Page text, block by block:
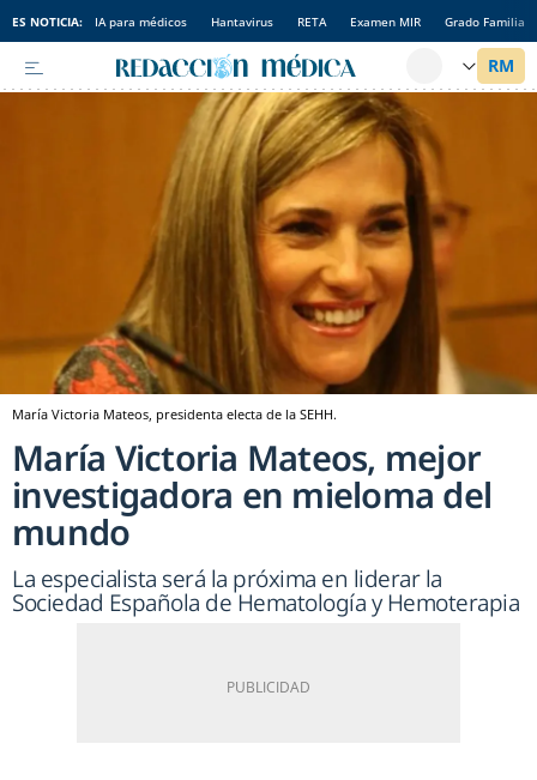
ES NOTICIA: IA para médicos Hantavirus RETA Examen MIR Grado Familia
María Victoria Mateos, presidenta electa de la SEHH.
María Victoria Mateos, mejor
investigadora en mieloma del
mundo
La especialista será la próxima en liderar la
Sociedad Española de Hematología y Hemoterapia